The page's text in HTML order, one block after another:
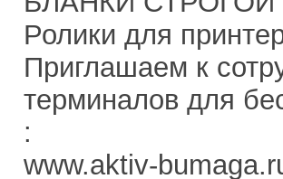
Ролики для
Приглашаем к
терминалов для
:
www.aktiv-